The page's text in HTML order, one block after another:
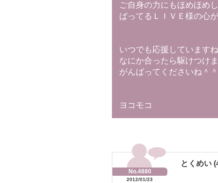
ご自身の力にもほめほめ
ばってるＬＩＶＥ様の心
いつでも応援しています
なにか合ったら駆けつけ
がんばってくださいね＾＾
ヨコモコ
とくめい
No.4880
2012/01/23